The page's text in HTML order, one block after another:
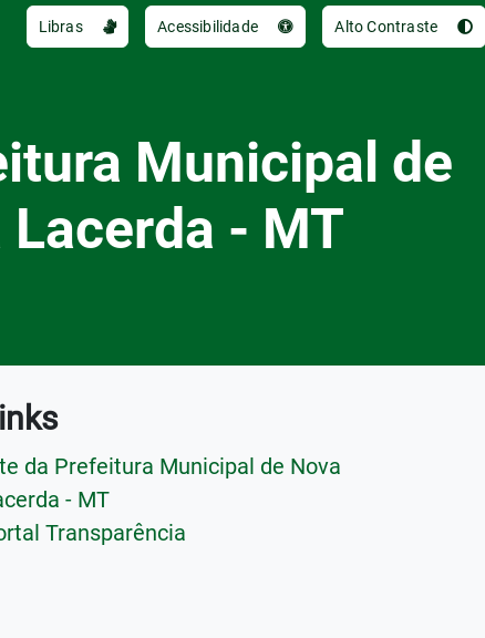
Libras Acessibilidade Alto Contraste
Municipal de
Lacerda - MT
da Prefeitura Municipal de Nova
- MT
Transparência